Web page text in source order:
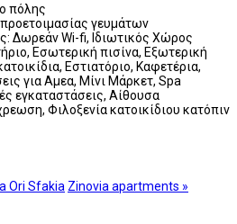
πόλης
γευμάτων
Δωρεάν Wi-fi, Ιδιωτικός Χώρος
Εσωτερική πισίνα, Εξωτερική
Εστιατόριο, Καφετέρια,
για Αμεα, Μίνι Μάρκετ, Spa
εγκαταστάσεις, Αίθουσα
Φιλοξενία κατοικίδιου κατόπιν
Ori Sfakia Zinovia apartments »